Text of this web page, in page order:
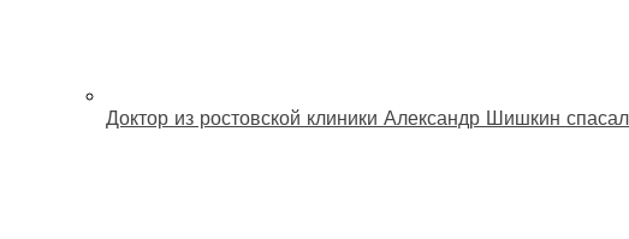
Доктор из ростовской клиники Александр Шишкин